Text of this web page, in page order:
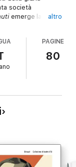
società
emerge la
sono diverse per
ossessioni; alcune
generazionale
poveri al
cinico ed
altro
PAGINE
80